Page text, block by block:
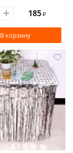
185 ₽
В корзину